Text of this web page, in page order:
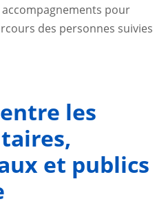
pour
des personnes suivies
les
et publics